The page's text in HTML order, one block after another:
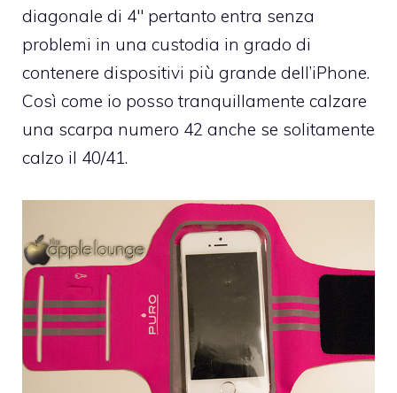
diagonale di 4″ pertanto entra senza
problemi in una custodia in grado di
contenere dispositivi più grande dell’iPhone.
Così come io posso tranquillamente calzare
una scarpa numero 42 anche se solitamente
calzo il 40/41.